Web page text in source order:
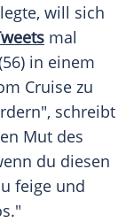
will sich
mal
in einem
Cruise zu
schreibt
Mut des
du diesen
feige und